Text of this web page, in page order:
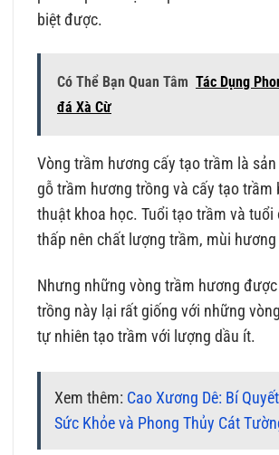
biệt được.
Có Thể Bạn Quan Tâm Tác Dụng
đá Xà Cừ
Vòng trầm hương cấy tạo trầm là
gỗ trầm hương trồng và cấy tạo trầm
thuật khoa học. Tuổi tạo trầm và tuổi
thấp nên chất lượng trầm, mùi
Nhưng những vòng trầm hương
trồng này lại rất giống với những
tự nhiên tạo trầm với lượng dầu ít.
Xem thêm: Cao Xương Dê: Bí
Sức Khỏe và Phong Thủy Cát